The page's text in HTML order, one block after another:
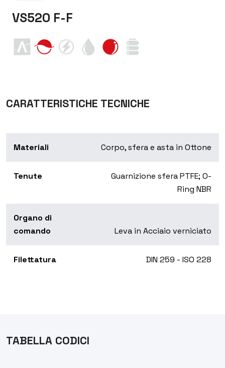
VS520 F-F
CARATTERISTICHE TECNICHE
Materiali Corpo, sfera e asta in Ottone
Tenute
Guarnizione sfera PTFE; O-
Ring NBR
Organo di
comando
Leva in Acciaio verniciato
Filettatura DIN 259 - ISO 228
TABELLA CODICI